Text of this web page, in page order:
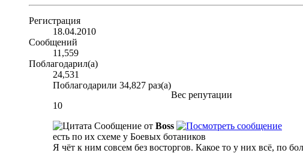
Регистрация
18.04.2010
Сообщений
11,559
Поблагодарил(а)
24,531
Поблагодарили 34,827 раз(а)
Вес репутации
10
Сообщение от Boss
есть по их схеме у Боевых ботаников
Я чёт к ним совсем без восторгов. Какое то у них всё, по